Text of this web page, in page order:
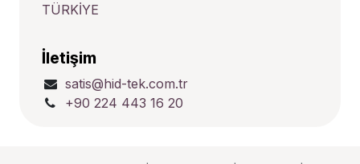
TÜRKİYE
İletişim
satis@hid-tek.com.tr
+90 224 443 16 20